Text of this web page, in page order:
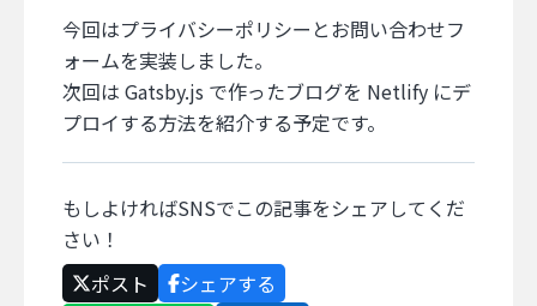
今回はプライバシーポリシーとお問い合わせフ
ォームを実装しました。
次回は Gatsby.js で作ったブログを Netlify にデ
プロイする方法を紹介する予定です。
もしよければSNSでこの記事をシェアしてくだ
さい！
ポスト
シェアする